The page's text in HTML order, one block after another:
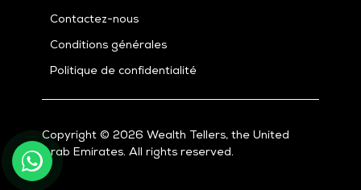
Contactez-nous
Conditions générales
Politique de confidentialité
Copyright © 2026 Wealth Tellers, the United
Arab Emirates. All rights reserved.